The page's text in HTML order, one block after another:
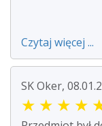
Czytaj więcej ...
SK Oker,
★ ★ ★ ★